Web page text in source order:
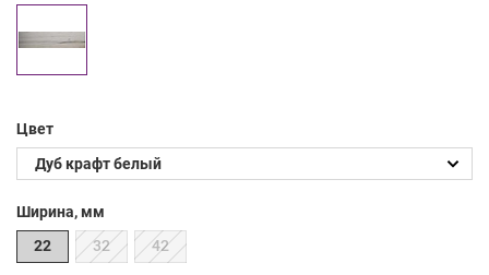
Цвет
Ширина, мм
22
32 42